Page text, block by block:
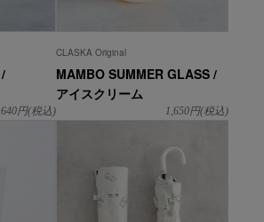
円(税込)
CLASKA Original
MAMBO SUMMER GLASS /
アイスクリーム
1,650円(税込)